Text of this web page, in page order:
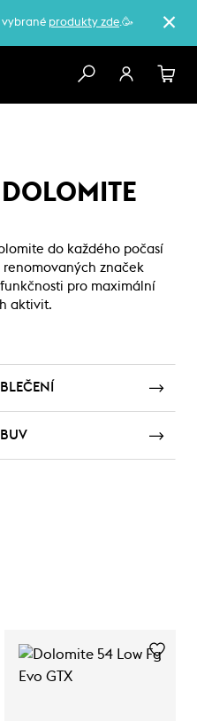
vybrané produkty zde.🥳
do každého počasí
značek
pro maximální
aktivit.